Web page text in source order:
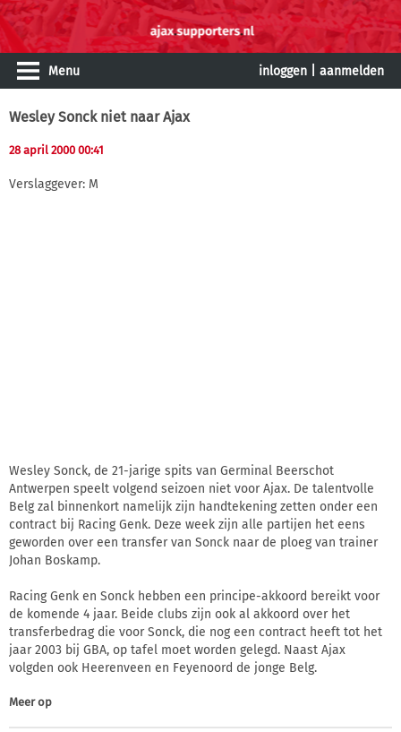
Menu inloggen aanmelden
Wesley Sonck niet naar Ajax
28 april 2000 00:41
Verslaggever: M
Wesley Sonck, de 21-jarige spits van Germinal Beerschot
Antwerpen speelt volgend seizoen niet voor Ajax. De talentvolle
Belg zal binnenkort namelijk zijn handtekening zetten onder een
contract bij Racing Genk. Deze week zijn alle partijen het eens
geworden over een transfer van Sonck naar de ploeg van trainer
Johan Boskamp.
Racing Genk en Sonck hebben een principe-akkoord bereikt voor
de komende 4 jaar. Beide clubs zijn ook al akkoord over het
transferbedrag die voor Sonck, die nog een contract heeft tot het
jaar 2003 bij GBA, op tafel moet worden gelegd. Naast Ajax
volgden ook Heerenveen en Feyenoord de jonge Belg.
Meer op